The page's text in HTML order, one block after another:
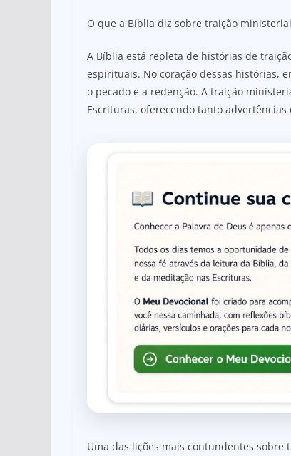
O que a Bíblia diz sobre traição ministerial
A Bíblia está repleta de histórias de
espirituais. No coração dessas histórias,
o pecado e a redenção. A traição
Escrituras, oferecendo tanto advertências
Uma das lições mais contundentes